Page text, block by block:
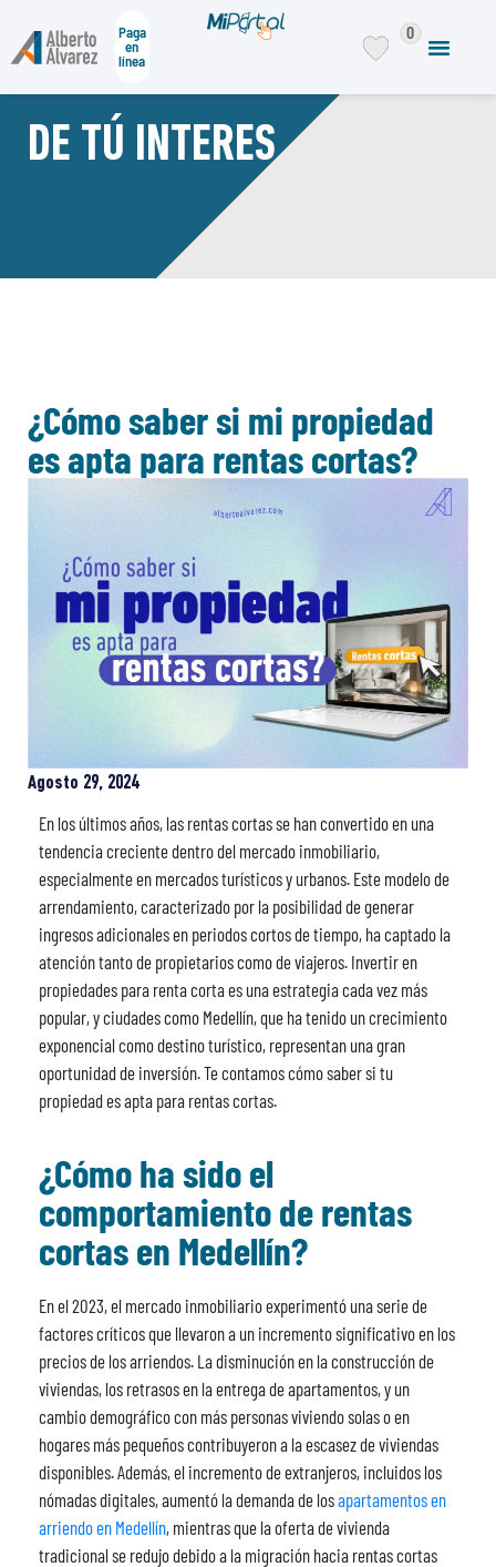
Paga
en
línea
0
DE TÚ INTERES
¿Cómo saber si mi propiedad
es apta para rentas cortas?
Agosto 29, 2024
En los últimos años, las rentas cortas se han convertido en una
tendencia creciente dentro del mercado inmobiliario,
especialmente en mercados turísticos y urbanos. Este modelo de
arrendamiento, caracterizado por la posibilidad de generar
ingresos adicionales en periodos cortos de tiempo, ha captado la
atención tanto de propietarios como de viajeros. Invertir en
propiedades para renta corta es una estrategia cada vez más
popular, y ciudades como Medellín, que ha tenido un crecimiento
exponencial como destino turístico, representan una gran
oportunidad de inversión. Te contamos cómo saber si tu
propiedad es apta para rentas cortas.
¿Cómo ha sido el
comportamiento de rentas
cortas en Medellín?
En el 2023, el mercado inmobiliario experimentó una serie de
factores críticos que llevaron a un incremento significativo en los
precios de los arriendos. La disminución en la construcción de
viviendas, los retrasos en la entrega de apartamentos, y un
cambio demográfico con más personas viviendo solas o en
hogares más pequeños contribuyeron a la escasez de viviendas
disponibles. Además, el incremento de extranjeros, incluidos los
nómadas digitales, aumentó la demanda de losapartamentos en
arriendo en Medellín, mientras que la oferta de vivienda
tradicional se redujo debido a la migración hacia rentas cortas